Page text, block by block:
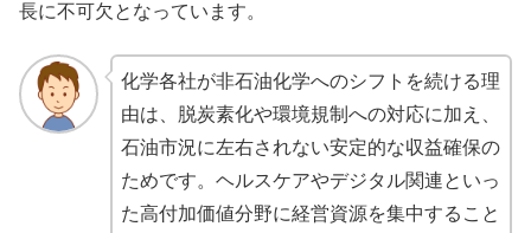
長に不可欠となっています。
化学各社が非石油化学へのシフトを続ける理
由は、脱炭素化や環境規制への対応に加え、
石油市況に左右されない安定的な収益確保の
ためです。ヘルスケアやデジタル関連といっ
た高付加価値分野に経営資源を集中すること